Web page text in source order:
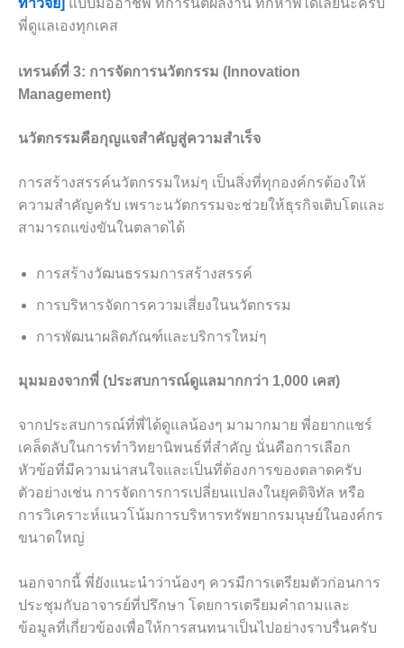
ทำวิจัย]
แบบมืออาชีพ ที่การันตีผลงาน ทักหาพี่ได้เลยนะครับ
พี่ดูแลเองทุกเคส
เทรนด์ที่ 3: การจัดการนวัตกรรม (Innovation
Management)
นวัตกรรมคือกุญแจสำคัญสู่ความสำเร็จ
การสร้างสรรค์นวัตกรรมใหม่ๆ เป็นสิ่งที่ทุกองค์กรต้องให้
ความสำคัญครับ เพราะนวัตกรรมจะช่วยให้ธุรกิจเติบโตและ
สามารถแข่งขันในตลาดได้
การสร้างวัฒนธรรมการสร้างสรรค์
การบริหารจัดการความเสี่ยงในนวัตกรรม
การพัฒนาผลิตภัณฑ์และบริการใหม่ๆ
มุมมองจากพี่ (ประสบการณ์ดูแลมากกว่า 1,000 เคส)
จากประสบการณ์ที่พี่ได้ดูแลน้องๆ มามากมาย พี่อยากแชร์
เคล็ดลับในการทำวิทยานิพนธ์ที่สำคัญ นั่นคือการเลือก
หัวข้อที่มีความน่าสนใจและเป็นที่ต้องการของตลาดครับ
ตัวอย่างเช่น การจัดการการเปลี่ยนแปลงในยุคดิจิทัล หรือ
การวิเคราะห์แนวโน้มการบริหารทรัพยากรมนุษย์ในองค์กร
ขนาดใหญ่
นอกจากนี้ พี่ยังแนะนำว่าน้องๆ ควรมีการเตรียมตัวก่อนการ
ประชุมกับอาจารย์ที่ปรึกษา โดยการเตรียมคำถามและ
ข้อมูลที่เกี่ยวข้องเพื่อให้การสนทนาเป็นไปอย่างราบรื่นครับ